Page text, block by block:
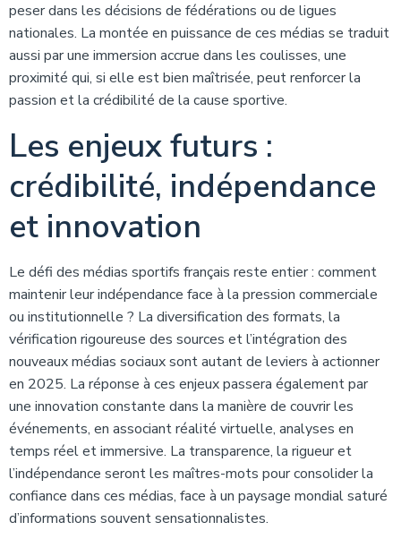
peser dans les décisions de fédérations ou de ligues
nationales. La montée en puissance de ces médias se traduit
aussi par une immersion accrue dans les coulisses, une
proximité qui, si elle est bien maîtrisée, peut renforcer la
passion et la crédibilité de la cause sportive.
Les enjeux futurs :
crédibilité, indépendance
et innovation
Le défi des médias sportifs français reste entier : comment
maintenir leur indépendance face à la pression commerciale
ou institutionnelle ? La diversification des formats, la
vérification rigoureuse des sources et l’intégration des
nouveaux médias sociaux sont autant de leviers à actionner
en 2025. La réponse à ces enjeux passera également par
une innovation constante dans la manière de couvrir les
événements, en associant réalité virtuelle, analyses en
temps réel et immersive. La transparence, la rigueur et
l’indépendance seront les maîtres-mots pour consolider la
confiance dans ces médias, face à un paysage mondial saturé
d’informations souvent sensationnalistes.